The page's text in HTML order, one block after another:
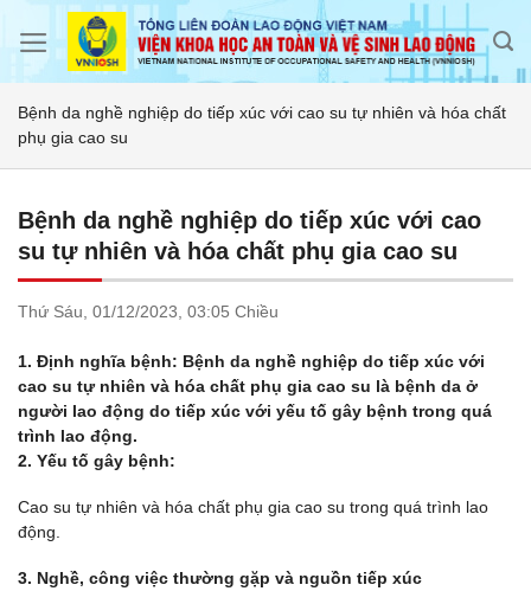
Bệnh da nghề nghiệp do tiếp xúc với cao su tự nhiên và hóa chất
phụ gia cao su
Bệnh da nghề nghiệp do tiếp xúc với cao
su tự nhiên và hóa chất phụ gia cao su
Thứ Sáu, 01/12/2023, 03:05 Chiều
1. Định nghĩa bệnh: Bệnh da nghề nghiệp do tiếp xúc với
cao su tự nhiên và hóa chất phụ gia cao su là bệnh da ở
người lao động do tiếp xúc với yếu tố gây bệnh trong quá
trình lao động.
2. Yếu tố gây bệnh:
Cao su tự nhiên và hóa chất phụ gia cao su trong quá trình lao
động.
3. Nghề, công việc thường gặp và nguồn tiếp xúc